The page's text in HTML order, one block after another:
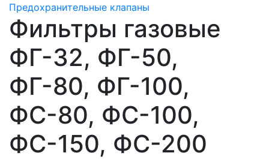
Предохранительные клапаны
Фильтры газовые
ФГ-32, ФГ-50,
ФГ-80, ФГ-100,
ФС-80, ФС-100,
ФС-150, ФС-200